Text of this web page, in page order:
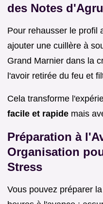
des Notes
Pour rehausser le profil
ajouter une cuillère à
Grand Marnier dans la
l'avoir retirée du feu et
Cela transforme
facile et rapide mais
Préparation à
Organisation
Stress
Vous pouvez préparer